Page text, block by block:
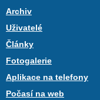
Archiv
Uživatelé
Články
Fotogalerie
Aplikace na telefony
Počasí na web